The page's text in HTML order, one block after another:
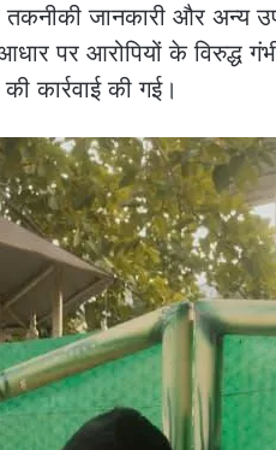
जानकारी और अन्य
पर आरोपियों के विरुद्ध
कार्रवाई की गई।